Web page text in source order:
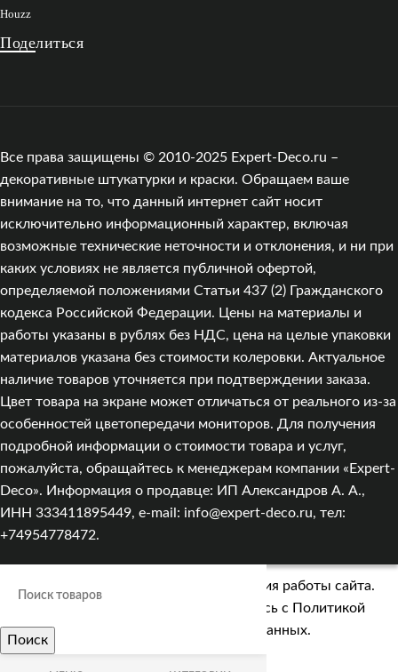
Houzz
Поделиться
Все права защищены © 2010-2025 Expert-Deco.ru –
декоративные штукатурки и краски. Обращаем ваше
внимание на то, что данный интернет сайт носит
исключительно информационный характер, включая
возможные технические неточности и отклонения, и ни при
каких условиях не является публичной офертой,
определяемой положениями Статьи 437 (2) Гражданского
кодекса Российской Федерации. Цены на материалы и
работы указаны в рублях без НДС, цена на целые упаковки
материалов указана без стоимости колеровки. Актуальное
наличие товаров уточняется при подтверждении заказа.
Цвет товара на экране может отличаться от реального из‑за
особенностей цветопередачи мониторов. Для получения
подробной информации о стоимости товара и услуг,
пожалуйста, обращайтесь к менеджерам компании «Expert-
Deco». Информация о продавце: ИП Александров А. А.,
ИНН 333411895449, e-mail: info@expert-deco.ru, тел:
+74954778472.
Поиск
Мы используем cookies для улучшения работы сайта.
Оставаясь на сайте, вы соглашаетесь с Политикой
обработки персональных данных.